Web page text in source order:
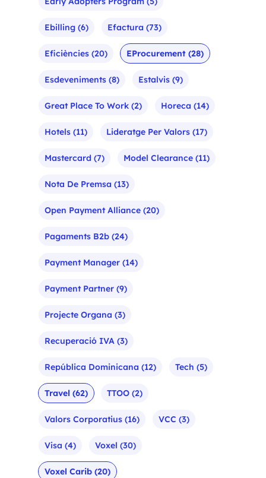
Ebilling (6) Efactura (73)
Eficiències (20) EProcurement (28)
Esdeveniments (8) Estalvis (9)
Great Place To Work (2) Horeca (14)
Hotels (11) Lideratge Per Valors (17)
Mastercard (7) Model Clearance (11)
Nota De Premsa (13)
Open Payment Alliance (20)
Pagaments B2b (24)
Payment Manager (14)
Payment Partner (9)
Projecte Organa (3)
Recuperació IVA (3)
República Dominicana (12) Tech (5)
Travel (62) TTOO (2)
Valors Corporatius (16) VCC (3)
Visa (4) Voxel (30)
Voxel Carib (20)